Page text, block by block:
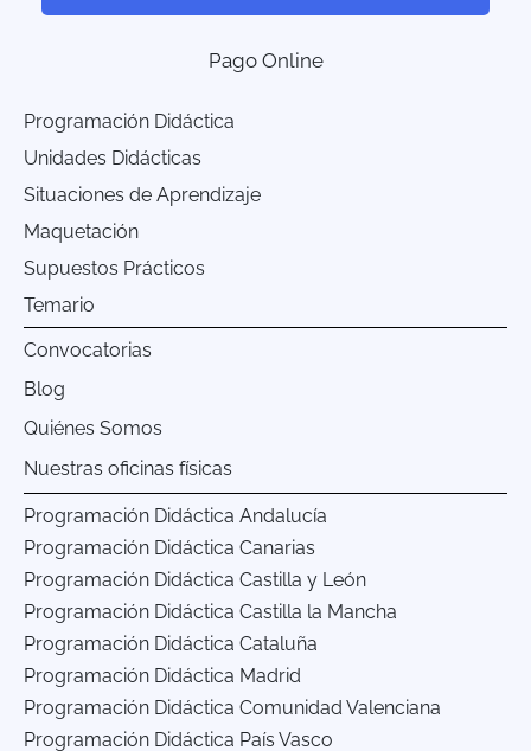
Pago Online
Programación Didáctica
Unidades Didácticas
Situaciones de Aprendizaje
Maquetación
Supuestos Prácticos
Temario
Programación Didáctica Andalucía
Programación Didáctica Canarias
Programación Didáctica Castilla y León
Programación Didáctica Castilla la Mancha
Programación Didáctica Cataluña
Programación Didáctica Madrid
Programación Didáctica Comunidad Valenciana
Programación Didáctica País Vasco
Convocatorias
Blog
Quiénes Somos
Nuestras oficinas físicas